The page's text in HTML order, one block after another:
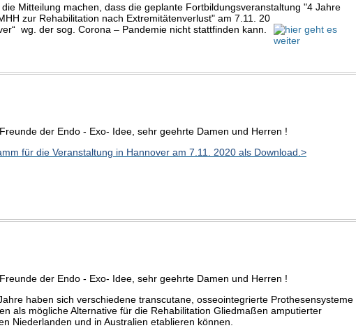
Mitteilung machen, dass die geplante Fortbildungsveranstaltung "4 Jahre
zur Rehabilitation nach Extremitätenverlust" am 7.11. 20
wg. der sog. Corona – Pandemie nicht stattfinden kann.
der Endo - Exo- Idee, sehr geehrte Damen und Herren !
für die Veranstaltung in Hannover am 7.11. 2020 als Download.>
der Endo - Exo- Idee, sehr geehrte Damen und Herren !
haben sich verschiedene transcutane, osseointegrierte Prothesensysteme
als mögliche Alternative für die Rehabilitation Gliedmaßen amputierter
Niederlanden und in Australien etablieren können.